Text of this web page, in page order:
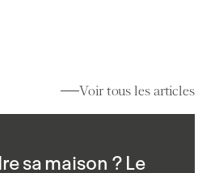
Voir tous les articles
sa maison ? Le